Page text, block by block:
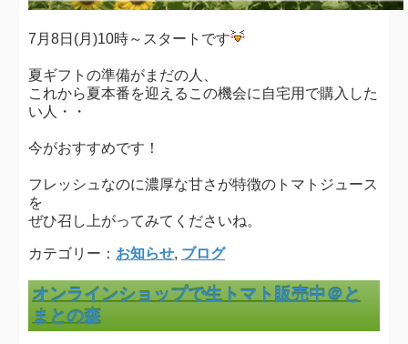
7月8日(月)10時～スタートです
夏ギフトの準備がまだの人、
これから夏本番を迎えるこの機会に自宅用で購入した
い人・・
今がおすすめです！
フレッシュなのに濃厚な甘さが特徴のトマトジュース
を
ぜひ召し上がってみてくださいね。
カテゴリー： お知らせ, ブログ
オンラインショップで生トマト販売中＠と
まとの森